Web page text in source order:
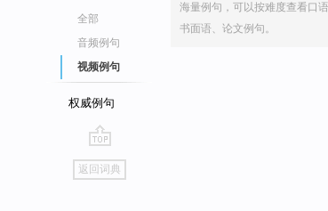
全部
音频例句
视频例句
权威例句
go
top
返回词典
海量例句，可以按难度查看口语
书面语、论文例句。